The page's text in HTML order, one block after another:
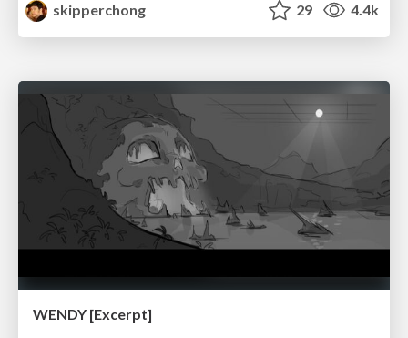
skipperchong
29 4.4k
WENDY [Excerpt]